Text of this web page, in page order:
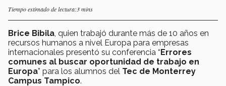
Tiempo estimado de lectura:3 mins
Brice Bibila , quien trabajó durante más de 10 años en
recursos humanos a nivel Europa para empresas
internacionales presentó su conferencia “Errores
comunes al buscar oportunidad de trabajo en
Europa” para los alumnos del Tec de Monterrey
Campus Tampico.